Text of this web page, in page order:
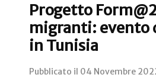
Progetto
migranti: evento
in Tunisia
Pubblicato il 04 Novembre